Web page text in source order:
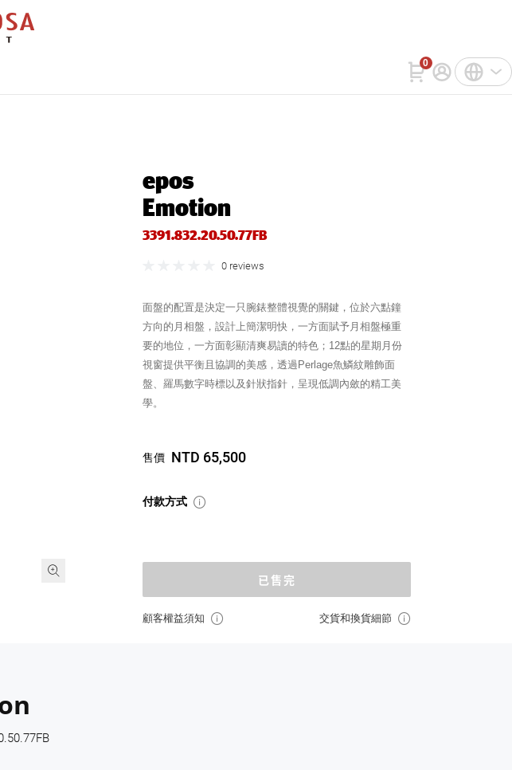
維修服務
0
epos
Emotion
3391.832.20.50.77FB
0 reviews
面盤的配置是決定一只腕錶整體視覺的關鍵，位於六點鐘
方向的月相盤，設計上簡潔明快，一方面賦予月相盤極重
要的地位，一方面彰顯清爽易讀的特色；12點的星期月份
視窗提供平衡且協調的美感，透過Perlage魚鱗紋雕飾面
盤、羅馬數字時標以及針狀指針，呈現低調內斂的精工美
學。
售價 NTD 65,500
付款方式
已售完
顧客權益須知 交貨和換貨細節